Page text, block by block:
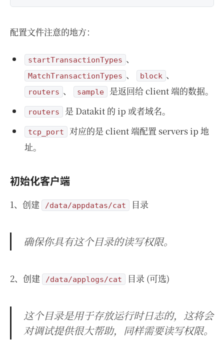
配置文件注意的地方：
startTransactionTypes 、
MatchTransactionTypes 、 block 、
routers 、 sample 是返回给 client 端的数据。
routers 是 Datakit 的 ip 或者域名。
tcp_port 对应的是 client 端配置 servers ip 地
址。
初始化客户端
1、创建 /data/appdatas/cat 目录
确保你具有这个目录的读写权限。
2、创建 /data/applogs/cat 目录 (可选)
这个目录是用于存放运行时日志的，这将会
对调试提供很大帮助，同样需要读写权限。